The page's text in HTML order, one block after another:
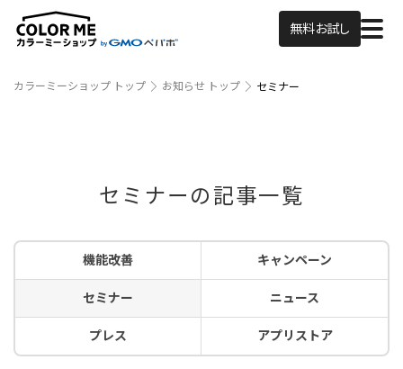
無料お試し
カラーミーショップ トップ お知らせ トップ セミナー
セミナーの記事一覧
機能改善 キャンペーン
セミナー ニュース
プレス アプリストア